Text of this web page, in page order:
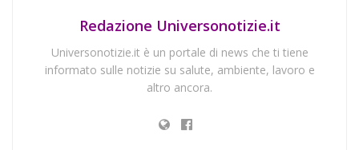
Redazione Universonotizie.it
Universonotizie.it è un portale di news che ti tiene
informato sulle notizie su salute, ambiente, lavoro e
altro ancora.